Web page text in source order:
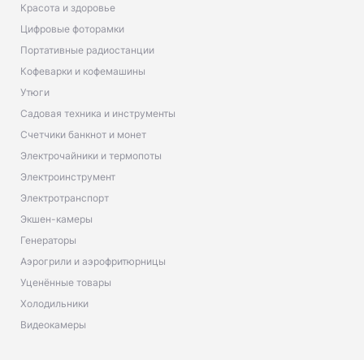
Красота и здоровье
Цифровые фоторамки
Портативные радиостанции
Кофеварки и кофемашины
Утюги
Садовая техника и инструменты
Счетчики банкнот и монет
Электрочайники и термопоты
Электроинструмент
Электротранспорт
Экшен-камеры
Генераторы
Аэрогрили и аэрофритюрницы
Уценённые товары
Холодильники
Видеокамеры